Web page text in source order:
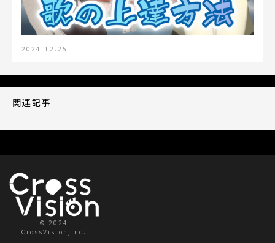
2024.12.25
関連記事
© 2024
CrossVision,Inc.